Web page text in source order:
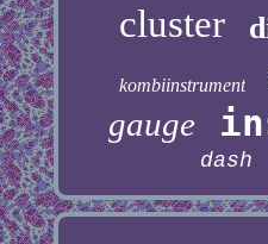
cluster
kombiinstrument
gauge
dash